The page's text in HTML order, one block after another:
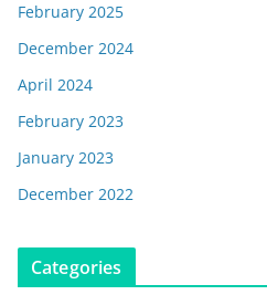
February 2025
December 2024
April 2024
February 2023
January 2023
December 2022
Categories